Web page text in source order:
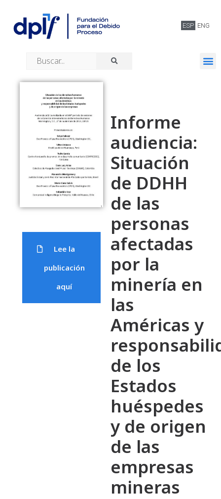
ESP ENG
Lee la
publicación
aquí
Informe
audiencia:
Situación
de DDHH
de las
personas
afectadas
por la
minería en
las
Américas y
de los
Estados
huéspedes
y de origen
de las
empresas
mineras